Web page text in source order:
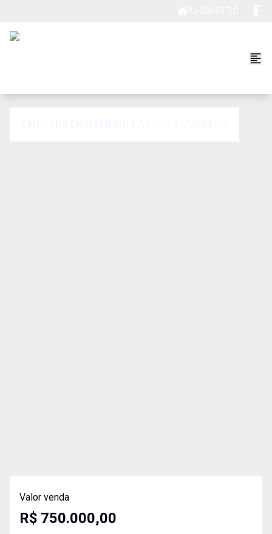
Valor venda
R$ 750.000,00